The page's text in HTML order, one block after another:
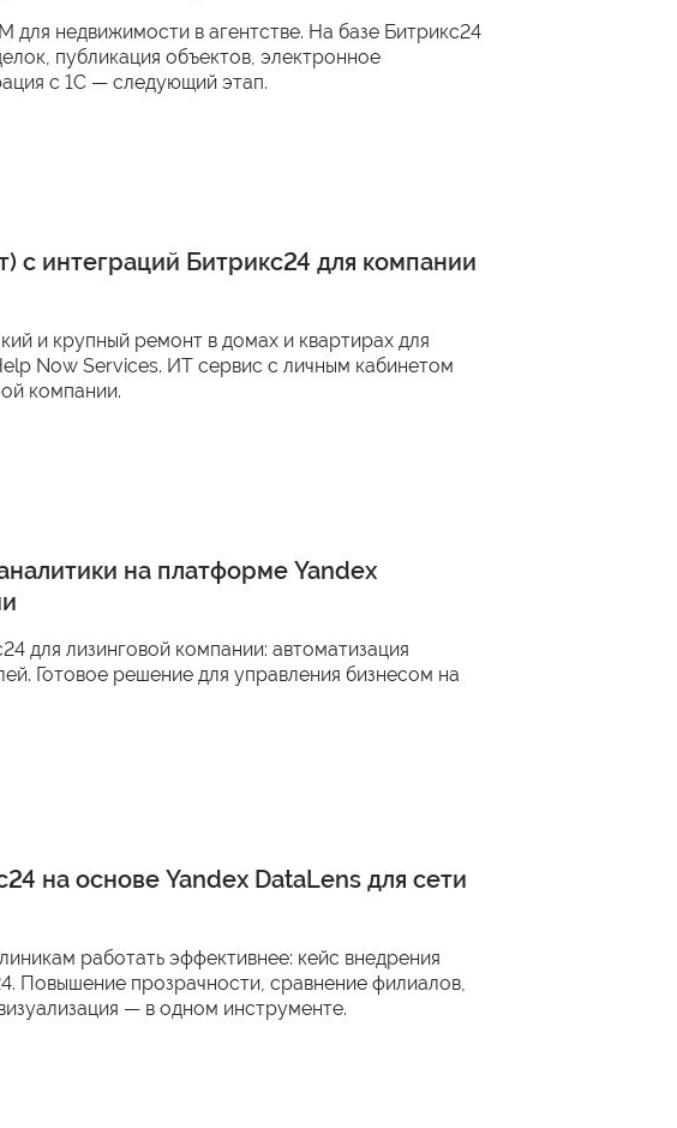
для недвижимости в агентстве. На базе Битрикс24
публикация объектов, электронное
с 1С — следующий этап.
с интеграций Битрикс24 для компании
и крупный ремонт в домах и квартирах для
Now Services. ИТ сервис с личным кабинетом
компании.
на платформе Yandex
для лизинговой компании: автоматизация
Готовое решение для управления бизнесом на
на основе Yandex DataLens для сети
работать эффективнее: кейс внедрения
Повышение прозрачности, сравнение филиалов,
— в одном инструменте.